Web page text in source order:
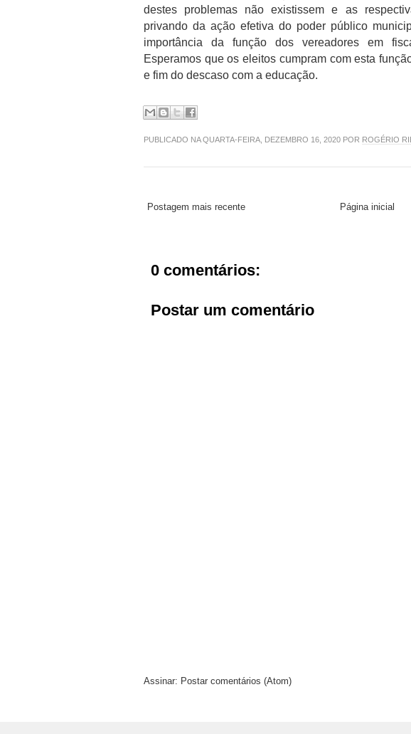
destes problemas não existissem e as
privando da ação efetiva do poder público
importância da função dos vereadores em
Esperamos que os eleitos cumpram com esta
e fim do descaso com a educação.
PUBLICADO NA QUARTA-FEIRA, DEZEMBRO 16, 2020 POR ROGÉRIO
Postagem mais recente Página inicial
0 comentários:
Postar um comentário
Assinar: Postar comentários (Atom)